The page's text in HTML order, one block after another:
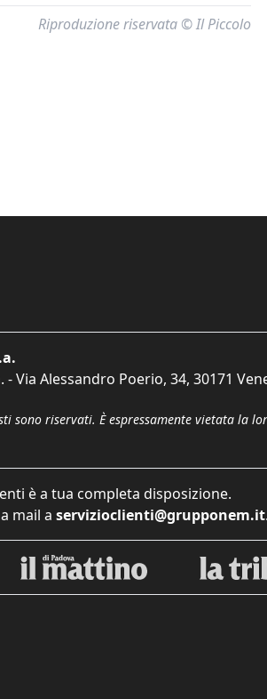
Riproduzione riservata © Il Piccolo
Via Alessandro Poerio, 34, 30171
sono riservati. È espressamente vietata la
è a tua completa disposizione.
mail a servizioclienti@grupponem.it.